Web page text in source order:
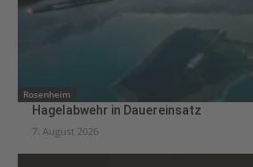
Rosenheim
Hagelabwehr in Dauereinsatz
7. August 2026